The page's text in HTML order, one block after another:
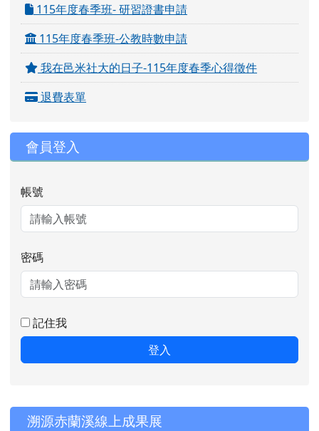
115年度春季班- 研習證書申請
115年度春季班-公教時數申請
我在邑米社大的日子-115年度春季心得徵件
退費表單
會員登入
帳號
密碼
記住我
登入
右邊區域內容
溯源赤蘭溪線上成果展